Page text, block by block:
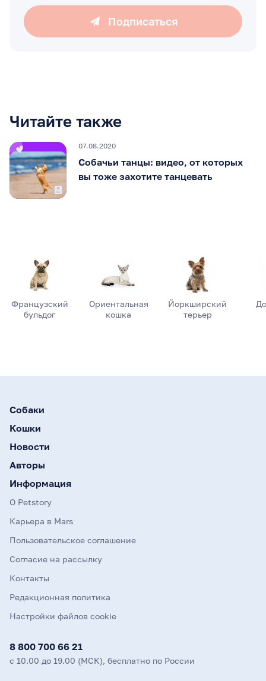
Подписаться
Читайте также
07.08.2020
Собачьи танцы: видео, от которых
вы тоже захотите танцевать
Французский
бульдог
Ориентальная
кошка
Йоркширский
терьер
Собаки
Кошки
Новости
Авторы
Информация
О Petstory
Карьера в Mars
Пользовательское соглашение
Согласие на рассылку
Контакты
Редакционная политика
Настройки файлов cookie
8 800 700 66 21
с 10.00 до 19.00 (МСК), бесплатно по России